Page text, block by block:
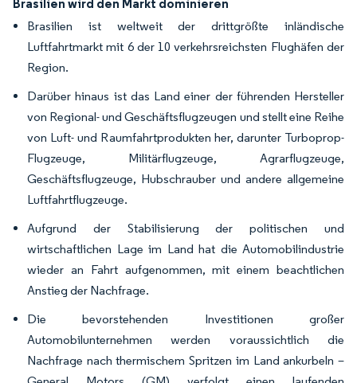
Brasilien ist weltweit der drittgrößte inländische
Luftfahrtmarkt mit 6 der 10 verkehrsreichsten Flughäfen der
Region.
Darüber hinaus ist das Land einer der führenden Hersteller
von Regional- und Geschäftsflugzeugen und stellt eine Reihe
von Luft- und Raumfahrtprodukten her, darunter Turboprop-
Flugzeuge, Militärflugzeuge, Agrarflugzeuge,
Geschäftsflugzeuge, Hubschrauber und andere allgemeine
Luftfahrtflugzeuge.
Aufgrund der Stabilisierung der politischen und
wirtschaftlichen Lage im Land hat die Automobilindustrie
wieder an Fahrt aufgenommen, mit einem beachtlichen
Anstieg der Nachfrage.
Die bevorstehenden Investitionen großer
Automobilunternehmen werden voraussichtlich die
Nachfrage nach thermischem Spritzen im Land ankurbeln –